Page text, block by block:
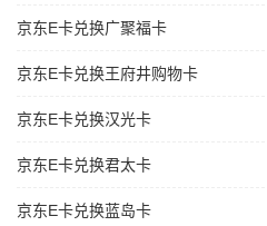
京东E卡兑换广聚福卡
京东E卡兑换王府井购物卡
京东E卡兑换汉光卡
京东E卡兑换君太卡
京东E卡兑换蓝岛卡